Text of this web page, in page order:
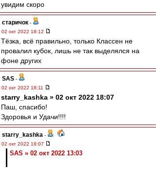
увидим скоро
старичок -
02 окт 2022 18:12
Тёзка, всё правильно, только Классен не
провалил кубок, лишь не так выделялся на
фоне других
SAS -
02 окт 2022 18:11
starry_kashka » 02 окт 2022 18:07
Паш, спасибо!
Здоровья и Удачи!!!!
starry_kashka -
02 окт 2022 18:07
SAS » 02 окт 2022 13:03